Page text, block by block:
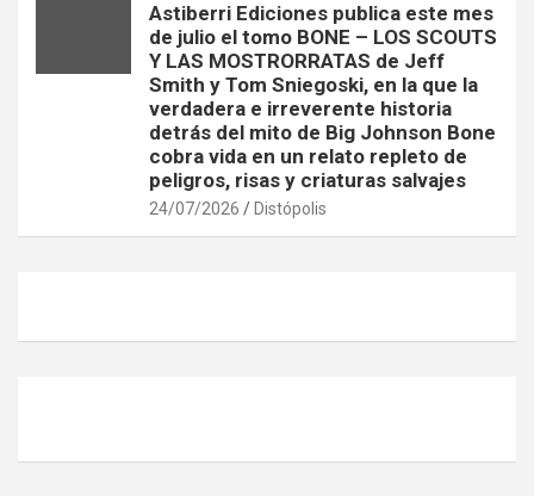
Astiberri Ediciones publica este mes
de julio el tomo BONE – LOS SCOUTS
Y LAS MOSTRORRATAS de Jeff
Smith y Tom Sniegoski, en la que la
verdadera e irreverente historia
detrás del mito de Big Johnson Bone
cobra vida en un relato repleto de
peligros, risas y criaturas salvajes
24/07/2026 Distópolis